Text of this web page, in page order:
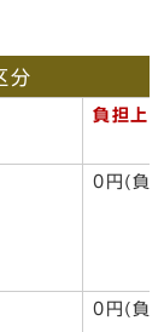
分
負担上
0円(負
0円(負